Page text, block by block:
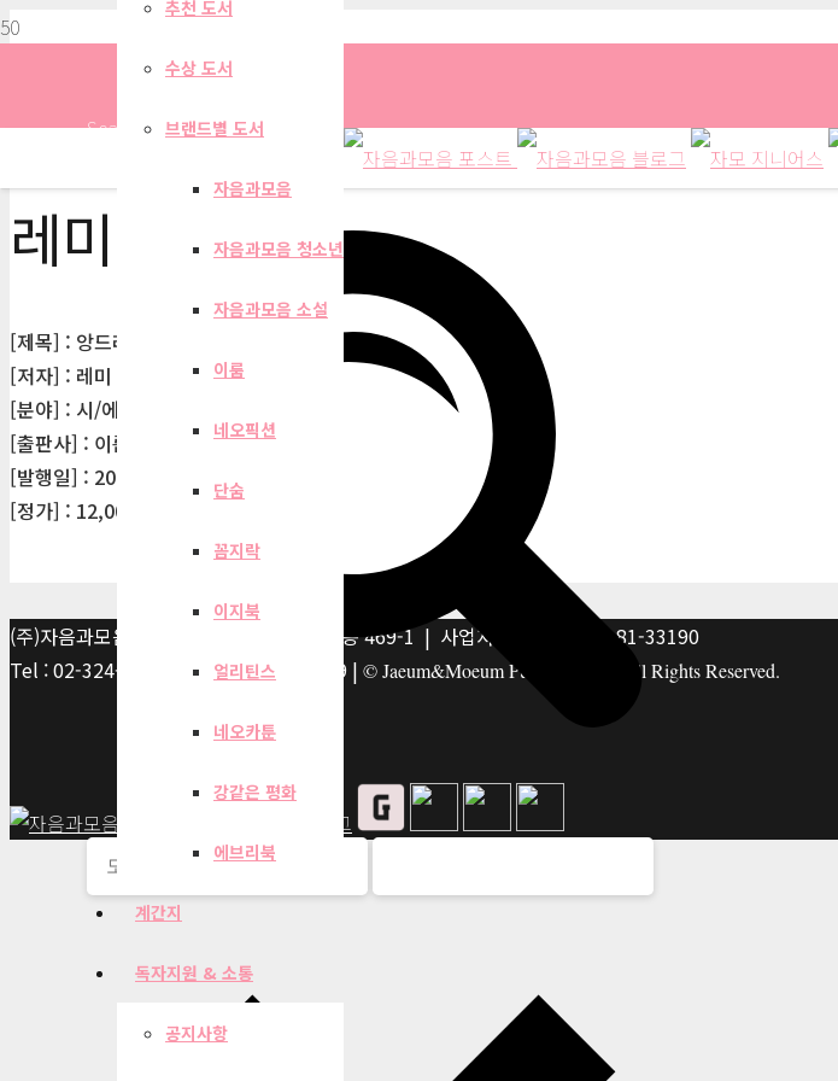
Search
추천 도서
수상 도서
브랜드별 도서
자음과모음
자음과모음 청소년
자음과모음 소설
이룸
네오픽션
단숨
꼼지락
이지북
얼리틴스
네오카툰
강같은 평화
에브리북
계간지
독자지원 & 소통
공지사항
레미 코페르
[제목] : 앙드레 말로
[저자] : 레미 코페르
[분야] : 시/에세이
[출판사] : 이룸
[발행일] : 2001-10-31
[정가] : 12,000원
(주)자음과모음 | 10881 경기 파주시 서패동 469-1 | 사업자등록번호: 117-81-33190
Tel : 02-324-2347 | Fax : 02-6959-8459 | © Jaeum&Moeum Publishing co. All Rights Reserved.